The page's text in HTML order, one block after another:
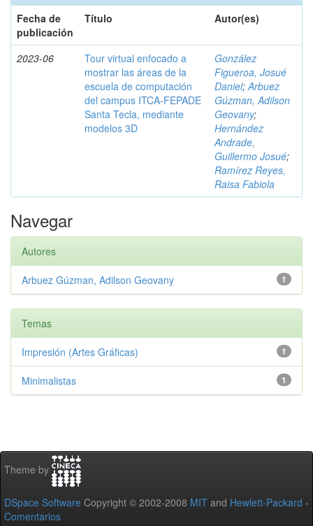
Fecha de
publicación
Título Autor(es)
2023-06
Tour virtual enfocado a
mostrar las áreas de la
escuela de computación
del campus ITCA-FEPADE
Santa Tecla, mediante
modelos 3D
González
Figueroa, Josué
Daniel;Arbuez
Gúzman, Adilson
Geovany;
Hernández
Andrade,
Guillermo Josué;
Ramírez Reyes,
Raisa Fabiola
Navegar
Autores
1
Arbuez Gúzman, Adilson Geovany
Temas
1
Impresión (Artes Gráficas)
1
Minimalistas
Theme by
DSpace Software Copyright © 2002-2008 MIT and Hewlett-Packard -
Comentarios